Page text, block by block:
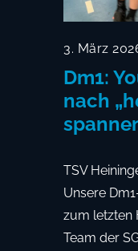
3. März
Dm1:
nach
TSV
Unsere
zum letzten
Team der